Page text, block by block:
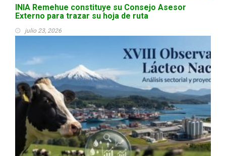
INIA Remehue constituye su Consejo Asesor
Externo para trazar su hoja de ruta
julio 23, 2026